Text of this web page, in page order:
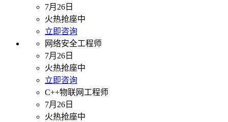
7月26日
火热抢座中
立即咨询
网络安全工程师
7月26日
火热抢座中
立即咨询
C++物联网工程师
7月26日
火热抢座中